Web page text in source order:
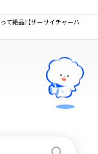
絶品！【ザーサイチャーハ